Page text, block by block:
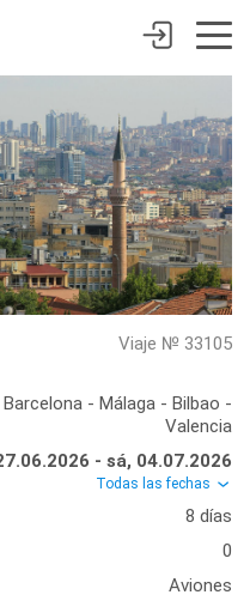
Viaje № 33105
- Málaga - Bilbao -
Valencia
- sá, 04.07.2026
Todas las fechas
8 días
0
Aviones